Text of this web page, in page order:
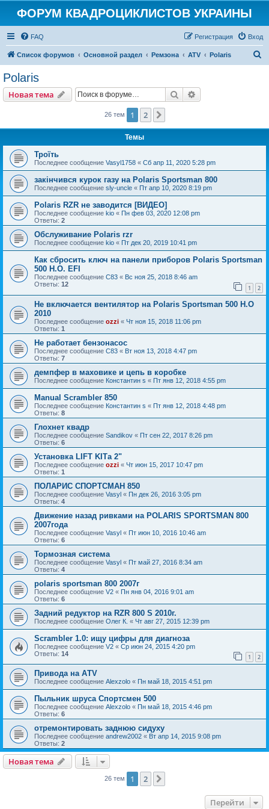
ФОРУМ КВАДРОЦИКЛИСТОВ УКРАИНЫ
FAQ Вход
Регистрация
Список форумов Основной раздел Ремзона ATV Polaris
Polaris
Новая тема Поиск
26 тем 1 2
Темы
Троїть
Последнее сообщение Vasyl1758 « Сб апр 11, 2020 5:28 pm
закінчився курок газу на Polaris Sportsman 800
Последнее сообщение sly-uncle « Пт апр 10, 2020 8:19 pm
Polaris RZR не заводится [ВИДЕО]
Последнее сообщение kio « Пн фев 03, 2020 12:08 pm
Ответы: 2
Обслуживание Polaris rzr
Последнее сообщение kio « Пт дек 20, 2019 10:41 pm
Как сбросить ключ на панели приборов Polaris Sportsman
500 H.O. EFI
Последнее сообщение С83 « Вс ноя 25, 2018 8:46 am
Ответы: 12 1 2
Не включается вентилятор на Polaris Sportsman 500 H.O
2010
Последнее сообщение ozzi « Чт ноя 15, 2018 11:06 pm
Ответы: 1
Не работает бензонасос
Последнее сообщение С83 « Вт ноя 13, 2018 4:47 pm
Ответы: 7
демпфер в маховике и цепь в коробке
Последнее сообщение Константин s « Пт янв 12, 2018 4:55 pm
Manual Scrambler 850
Последнее сообщение Константин s « Пт янв 12, 2018 4:48 pm
Ответы: 8
Глохнет квадр
Последнее сообщение Sandikov « Пт сен 22, 2017 8:26 pm
Ответы: 6
Установка LIFT KITа 2"
Последнее сообщение ozzi « Чт июн 15, 2017 10:47 pm
Ответы: 1
ПОЛАРИС СПОРТСМАН 850
Последнее сообщение Vasyl « Пн дек 26, 2016 3:05 pm
Ответы: 4
Движение назад ривками на POLARIS SPORTSMAN 800
2007года
Последнее сообщение Vasyl « Пт июн 10, 2016 10:46 am
Ответы: 6
Тормозная система
Последнее сообщение Vasyl « Пт май 27, 2016 8:34 am
Ответы: 4
polaris sportsman 800 2007г
Последнее сообщение V2 « Пн янв 04, 2016 9:01 am
Ответы: 6
Задний редуктор на RZR 800 S 2010г.
Последнее сообщение Олег К. « Чт авг 27, 2015 12:39 pm
Scrambler 1.0: ищу цифры для диагноза
Последнее сообщение V2 « Ср июн 24, 2015 4:20 pm
Ответы: 14 1 2
Привода на АTV
Последнее сообщение Alexzolo « Пн май 18, 2015 4:51 pm
Пыльник шруса Спортсмен 500
Последнее сообщение Alexzolo « Пн май 18, 2015 4:46 pm
Ответы: 6
отремонтировать заднюю сидуху
Последнее сообщение andrew2002 « Вт апр 14, 2015 9:08 pm
Ответы: 2
Новая тема
26 тем 1 2
Перейти